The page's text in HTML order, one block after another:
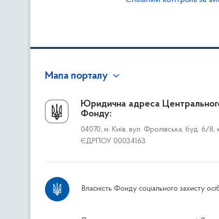
Мапа порталу
Про Фонд
Керівництво
Структура Фонду
Територіальні відділення
Дніпропетровське відділення
Юридична адреса
Фонду:
04070, м. Київ, вул. Фролівська, буд. 6/8,
ЄДРПОУ 00034163
Власність Фонду соціального захисту осіб